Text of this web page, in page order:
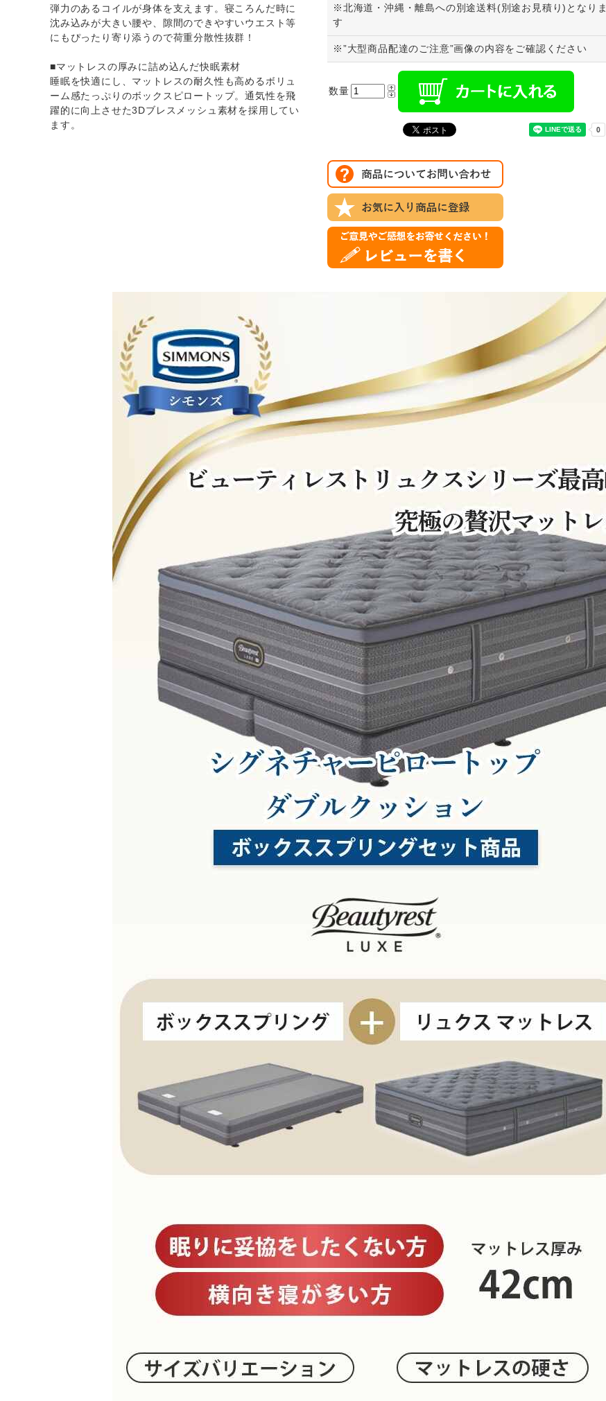
弾力のあるコイルが身体を支えます。寝ころんだ時に
沈み込みが大きい腰や、隙間のできやすいウエスト等
にもぴったり寄り添うので荷重分散性抜群！
■マットレスの厚みに詰め込んだ快眠素材
睡眠を快適にし、マットレスの耐久性も高めるボリュ
ーム感たっぷりのボックスピロートップ。通気性を飛
躍的に向上させた3Dブレスメッシュ素材を採用してい
ます。
※北海道・沖縄・離島への別途送料(別途お見積り)となりま
す
※”大型商品配達のご注意”画像の内容をご確認ください
数量